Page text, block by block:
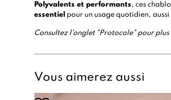
Polyvalents et performants, ces
essentiel pour un usage quotidien,
Consultez l'onglet "Protocole" pour plus
Vous aimerez aussi